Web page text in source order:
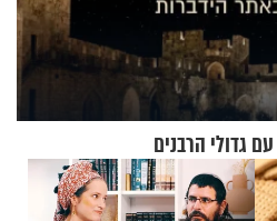
גדולי הרבנים